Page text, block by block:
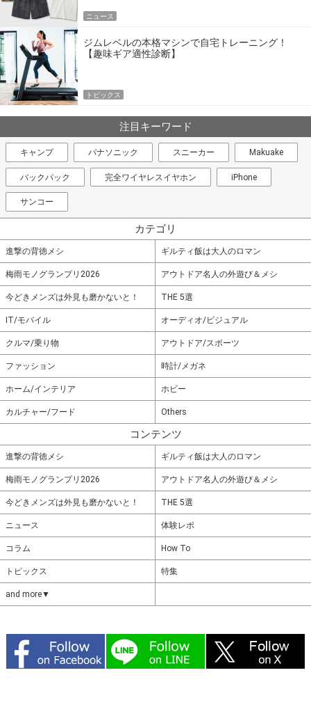
ニュース
ジムレベルの本格マシンで自宅トレーニング！
【趣味ギア適性診断】
トピックス
注目キーワード
キャンプ パナソニック スニーカー Makuake
バックパック 完全ワイヤレスイヤホン iPhone
サンコー
カテゴリ
進撃の背徳メシ ギルティ飯は大人のロマン
梅雨モノグランプリ2026 アウトドア名人の外遊び＆メシ
今どきメンズは外見も磨かないと！ THE 5選
IT/モバイル オーディオ/ビジュアル
クルマ/乗り物 アウトドア/スポーツ
ファッション 時計/メガネ
ホーム/インテリア ホビー
カルチャー/フード Others
コンテンツ
進撃の背徳メシ ギルティ飯は大人のロマン
梅雨モノグランプリ2026 アウトドア名人の外遊び＆メシ
今どきメンズは外見も磨かないと！ THE 5選
ニュース 体験レポ
コラム How To
トピックス 特集
and more▼